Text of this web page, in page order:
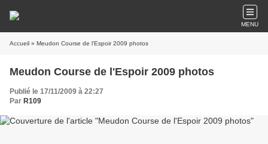
MENU
Accueil » Meudon Course de l'Espoir 2009 photos
Meudon Course de l'Espoir 2009 photos
Publié le 17/11/2009 à 22:27
Par R109